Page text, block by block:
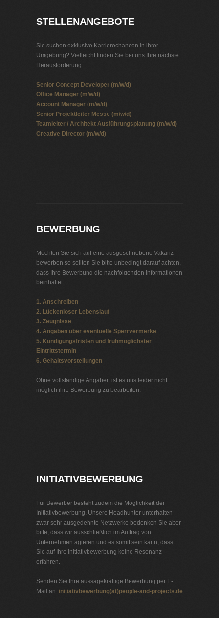
STELLENANGEBOTE
Sie suchen exklusive Karrierechancen in ihrer
Umgebung? Vielleicht finden Sie bei uns Ihre nächste
Herausforderung.
Senior Concept Developer (m/w/d)
Office Manager (m/w/d)
Account Manager (m/w/d)
Senior Projektleiter Messe (m/w/d)
Teamleiter / Architekt Ausführungsplanung (m/w/d)
Creative Director (m/w/d)
BEWERBUNG
Möchten Sie sich auf eine ausgeschriebene Vakanz
bewerben so sollten Sie bitte unbedingt darauf achten,
dass Ihre Bewerbung die nachfolgenden Informationen
beinhaltet:
1. Anschreiben
2. Lückenloser Lebenslauf
3. Zeugnisse
4. Angaben über eventuelle Sperrvermerke
5. Kündigungsfristen und frühmöglichster
Eintrittstermin
6. Gehaltsvorstellungen
Ohne vollständige Angaben ist es uns leider nicht
möglich ihre Bewerbung zu bearbeiten.
INITIATIVBEWERBUNG
Für Bewerber besteht zudem die Möglichkeit der
Initiativbewerbung. Unsere Headhunter unterhalten
zwar sehr ausgedehnte Netzwerke bedenken Sie aber
bitte, dass wir ausschließlich im Auftrag von
Unternehmen agieren und es somit sein kann, dass
Sie auf Ihre Initiativbewerbung keine Resonanz
erfahren.
Senden Sie Ihre aussagekräftige Bewerbung per E-
Mail an: initiativbewerbung(at)people-and-projects.de